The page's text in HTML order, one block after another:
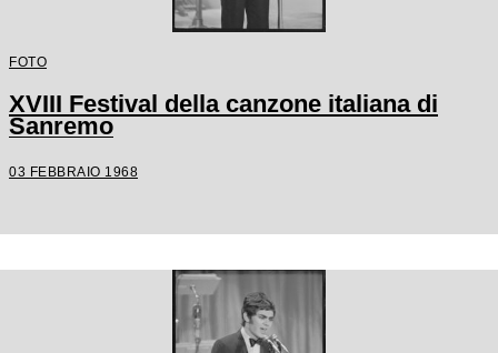
FOTO
XVIII Festival della canzone italiana di
Sanremo
03 FEBBRAIO 1968